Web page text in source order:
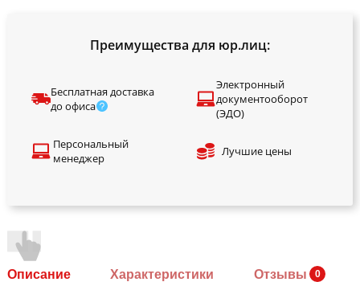
Преимущества для юр.лиц:
Бесплатная доставка
до офиса
Электронный
документооборот
(ЭДО)
Персональный
менеджер
Лучшие цены
Описание Характеристики Отзывы